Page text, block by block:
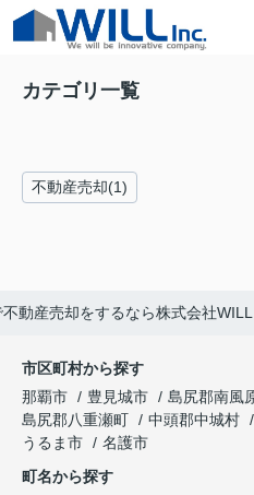
カテゴリ一覧
不動産売却(1)
動産売却をするなら株式会社WILL
市区町村から探す
那覇市
豊見城市 島尻郡南風
島尻郡八重瀬町
中頭郡中城村
うるま市
名護市
町名から探す